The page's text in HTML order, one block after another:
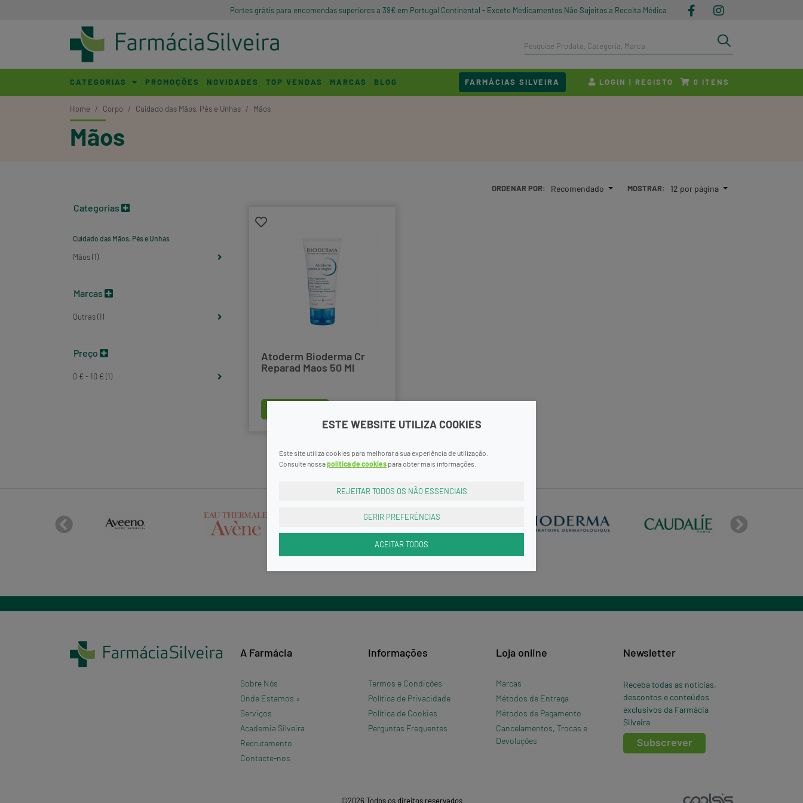
ESTE WEBSITE UTILIZA COOKIES
Este site utiliza cookies para melhorar a sua experiência de utilização.
Consulte nossapolítica de cookies para obter mais informações.
REJEITAR TODOS OS NÃO ESSENCIAIS
GERIR PREFERÊNCIAS
ACEITAR TODOS
Portes grátis para encomendas superiores a 39€ em Portugal Continental - Exceto Medicamentos Não Sujeitos a Receita Médica
CATEGORIAS PROMOÇÕES NOVIDADES TOP VENDAS MARCAS BLOG FARMÁCIAS SILVEIRA LOGIN | REGISTO 0 ITENS
Home Corpo Cuidado das Mãos, Pés e Unhas Mãos
Mãos
Categorias
Cuidado das Mãos, Pés e Unhas
Mãos (1)
Marcas
Outras (1)
Preço
0 € - 10 € (1)
ORDENAR POR: Recomendado MOSTRAR: 12 por página
Atoderm Bioderma Cr
Reparad Maos 50 Ml
A Farmácia
Sobre Nós
Onde Estamos »
Serviços
Academia Silveira
Recrutamento
Contacte-nos
Informações
Termos e Condições
Política de Privacidade
Política de Cookies
Perguntas Frequentes
Loja online
Marcas
Métodos de Entrega
Métodos de Pagamento
Cancelamentos, Trocas e
Devoluções
Newsletter
Receba todas as notícias,
descontos e conteúdos
exclusivos da Farmácia
Silveira
Subscrever
©2026 Todos os direitos reservados